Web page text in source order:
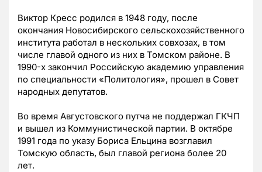
Виктор Кресс родился в 1948 году, после
окончания Новосибирского сельскохозяйственного
института работал в нескольких совхозах, в том
числе главой одного из них в Томском районе. В
1990-х закончил Российскую академию управления
по специальности «Политология», прошел в Совет
народных депутатов.
Во время Августовского путча не поддержал ГКЧП
и вышел из Коммунистической партии. В октябре
1991 года по указу Бориса Ельцина возглавил
Томскую область, был главой региона более 20
лет.